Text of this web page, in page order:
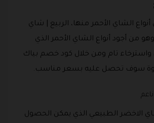
الشاي الأحمر منها، الربيع | شاي
من أجود أنواع الشاي الأحمر الذي
تام ومن خلال كود خصم بياك
سوف تحصل عليه بسعر مناسب.
الاخضر الطبيعي الذي يمكن الحصول